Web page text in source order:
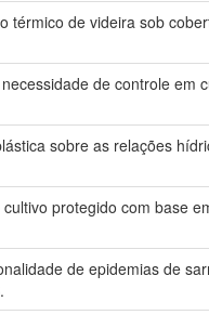
térmico de videira sob
de controle em
sobre as relações
protegido com base
de epidemias de